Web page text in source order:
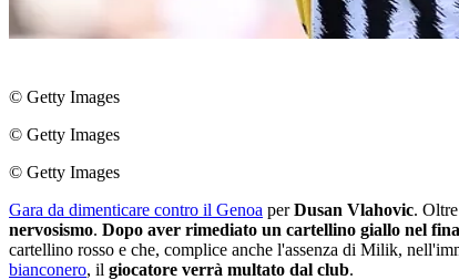
© Getty Images
© Getty Images
© Getty Images
Gara da dimenticare contro il Genoa perDusan Vlahovic.
nervosismo. Dopo aver rimediato un cartellino giallo nel
cartellino rosso e che, complice anche l'assenza di Milik,
bianconero, il giocatore verrà multato dal club.